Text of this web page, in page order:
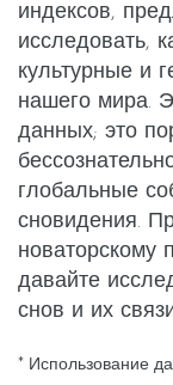
индексов,
исследовать,
культурные и
нашего мира.
данных; это
глобальные
сновидения.
новаторскому
давайте
снов и их
* Использование